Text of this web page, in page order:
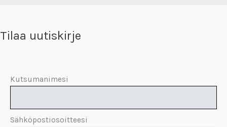
Tilaa uutiskirje
Kutsumanimesi
Sähköpostiosoitteesi